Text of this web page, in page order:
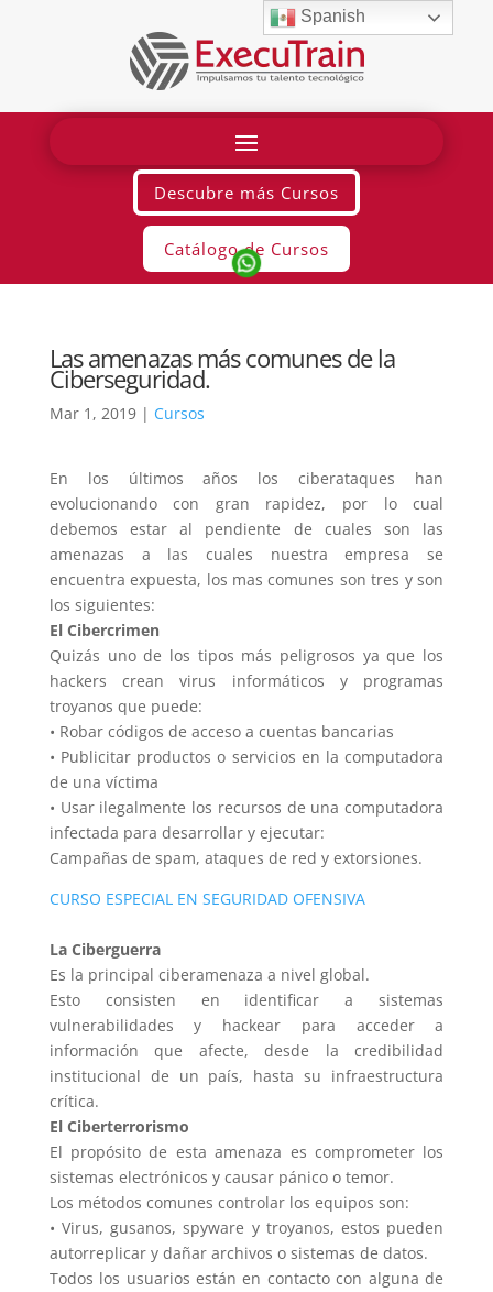
Descubre más Cursos
Catálogo de Cursos
Las amenazas más comunes de la
Ciberseguridad.
Mar 1, 2019| Cursos
En los últimos años los ciberataques han
evolucionando con gran rapidez, por lo cual
debemos estar al pendiente de cuales son las
amenazas a las cuales nuestra empresa se
encuentra expuesta, los mas comunes son tres y son
los siguientes:
El Cibercrimen
Quizás uno de los tipos más peligrosos ya que los
hackers crean virus informáticos y programas
troyanos que puede:
• Robar códigos de acceso a cuentas bancarias
• Publicitar productos o servicios en la computadora
de una víctima
• Usar ilegalmente los recursos de una computadora
infectada para desarrollar y ejecutar:
Campañas de spam, ataques de red y extorsiones.
CURSO ESPECIAL EN SEGURIDAD OFENSIVA
La Ciberguerra
Es la principal ciberamenaza a nivel global.
Esto consisten en identificar a sistemas
vulnerabilidades y hackear para acceder a
información que afecte, desde la credibilidad
institucional de un país, hasta su infraestructura
crítica.
El Ciberterrorismo
El propósito de esta amenaza es comprometer los
sistemas electrónicos y causar pánico o temor.
Los métodos comunes controlar los equipos son:
• Virus, gusanos, spyware y troyanos, estos pueden
autorreplicar y dañar archivos o sistemas de datos.
Todos los usuarios están en contacto con alguna de
Spanish